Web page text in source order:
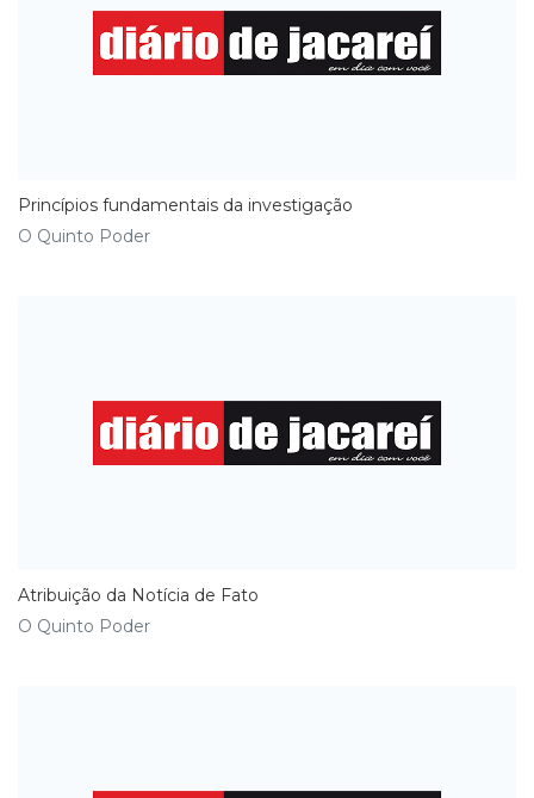
Princípios fundamentais da investigação
O Quinto Poder
​Atribuição da Notícia de Fato
O Quinto Poder